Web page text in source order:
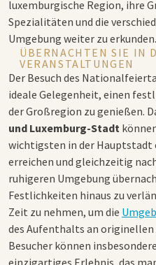
luxemburgische Region, ihre
Spezialitäten und die
Umgebung weiter zu erkunden.
ÜBERNACHTEN SIE IN
ERANSTALTUNGEN
Der Besuch des
ideale Gelegenheit, einen
der Großregion zu genießen.
und Luxemburg-Stadt
wichtigsten in der
erreichen und gleichzeitig
ruhigeren Umgebung
Festlichkeiten hinaus zu
Zeit zu nehmen, um die
des Aufenthalts an
Besucher können insbesondere
einzigartiges Erlebnis, das